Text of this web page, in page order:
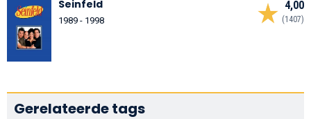
4,00
(1407)
Seinfeld
1989 - 1998
Gerelateerde tags